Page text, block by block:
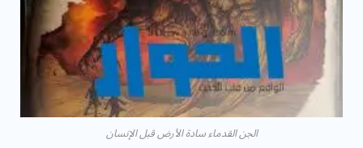
بحلول ...
الجن القدماء سادة الأرض قبل الإنسان